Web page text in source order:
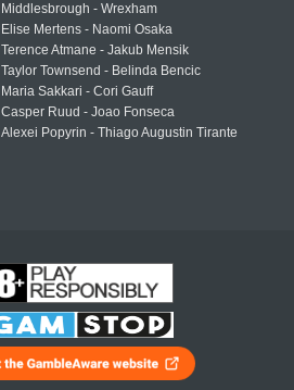
Middlesbrough - Wrexham
Elise Mertens - Naomi Osaka
Terence Atmane - Jakub Mensik
Taylor Townsend - Belinda Bencic
Maria Sakkari - Cori Gauff
Casper Ruud - Joao Fonseca
Alexei Popyrin - Thiago Augustin Tirante